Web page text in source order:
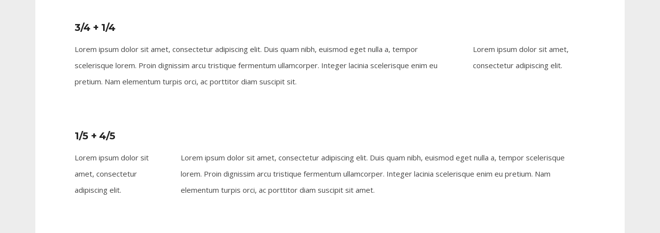
3/4 + 1/4
Lorem ipsum dolor sit amet, consectetur adipiscing elit. Duis quam nibh, euismod eget nulla a, tempor
scelerisque lorem. Proin dignissim arcu tristique fermentum ullamcorper. Integer lacinia scelerisque enim eu
pretium. Nam elementum turpis orci, ac porttitor diam suscipit sit.
Lorem ipsum dolor sit amet,
consectetur adipiscing elit.
1/5 + 4/5
Lorem ipsum dolor sit
amet, consectetur
adipiscing elit.
Lorem ipsum dolor sit amet, consectetur adipiscing elit. Duis quam nibh, euismod eget nulla a, tempor scelerisque
lorem. Proin dignissim arcu tristique fermentum ullamcorper. Integer lacinia scelerisque enim eu pretium. Nam
elementum turpis orci, ac porttitor diam suscipit sit amet.